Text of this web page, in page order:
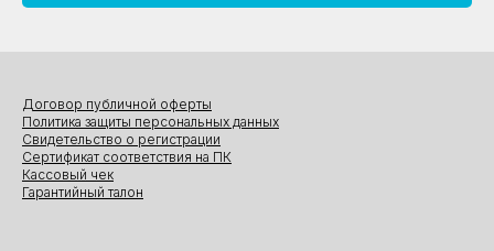
Договор публичной оферты
Политика защиты персональных данных
Свидетельство о регистрации
Сертификат соответствия на ПК
Кассовый чек
Гарантийный талон